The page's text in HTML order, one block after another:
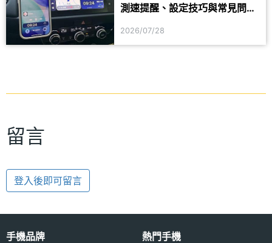
測速提醒、設定技巧與常見問題
2026/07/28
留言
登入後即可留言
手機品牌 熱門手機